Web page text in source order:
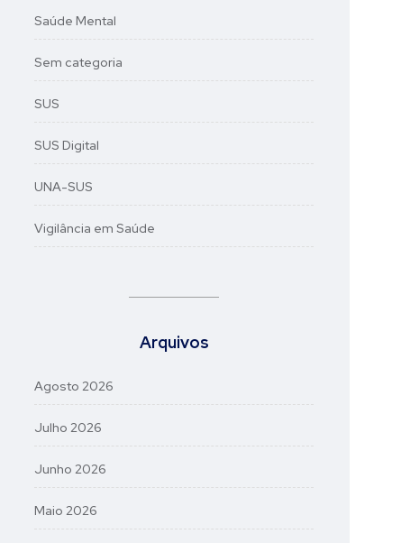
Saúde Mental
Sem categoria
SUS
SUS Digital
UNA-SUS
Vigilância em Saúde
Arquivos
Agosto 2026
Julho 2026
Junho 2026
Maio 2026